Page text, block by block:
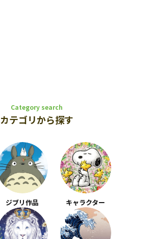
Category search
カテゴリから探す
ジブリ作品 キャラクター